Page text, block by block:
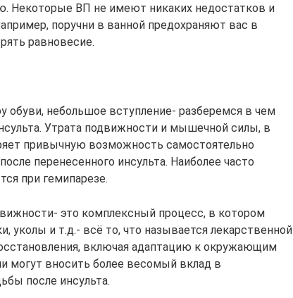
Некоторые ВП не имеют никаких недостатков и
поручни в ванной предохраняют вас в
равновесие.
обуви, небольшое вступление- разберемся в чем
Утрата подвижности и мышечной силы, в
привычную возможность самостоятельно
перенесенного инсульта. Наиболее часто
при гемипарезе.
это комплексный процесс, в котором
уколы и т.д.- всё то, что называется лекарственной
включая адаптацию к окружающим
могут вносить более весомый вклад в
после инсульта.